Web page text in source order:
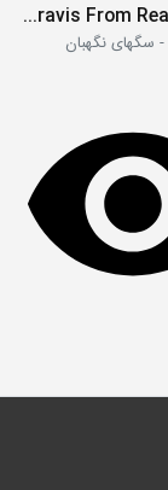
S08E44-45 - Pups Save a Box Fort - Pups Save Travelin Travis From Really Big Bill